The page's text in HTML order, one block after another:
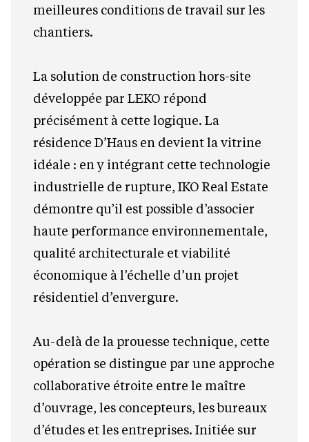
meilleures conditions de travail sur les
chantiers.
La solution de construction hors-site
développée par LEKO répond
précisément à cette logique. La
résidence D’Haus en devient la vitrine
idéale : en y intégrant cette technologie
industrielle de rupture, IKO Real Estate
démontre qu’il est possible d’associer
haute performance environnementale,
qualité architecturale et viabilité
économique à l’échelle d’un projet
résidentiel d’envergure.
Au-delà de la prouesse technique, cette
opération se distingue par une approche
collaborative étroite entre le maître
d’ouvrage, les concepteurs, les bureaux
d’études et les entreprises. Initiée sur